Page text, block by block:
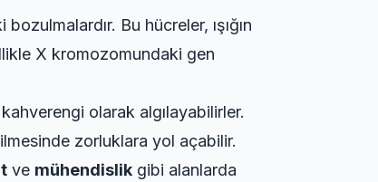
Bu hücreler, ışığın
X kromozomundaki gen
olarak algılayabilirler.
zorluklara yol açabilir.
ve mühendislik gibi alanlarda